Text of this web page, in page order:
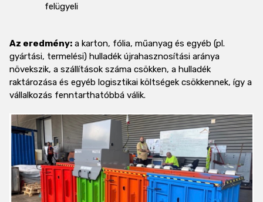
felügyeli
Az eredmény: a karton, fólia, műanyag és egyéb (pl.
gyártási, termelési) hulladék újrahasznosítási aránya
növekszik, a szállítások száma csökken, a hulladék
raktározása és egyéb logisztikai költségek csökkennek, így a
vállalkozás fenntarthatóbbá válik.